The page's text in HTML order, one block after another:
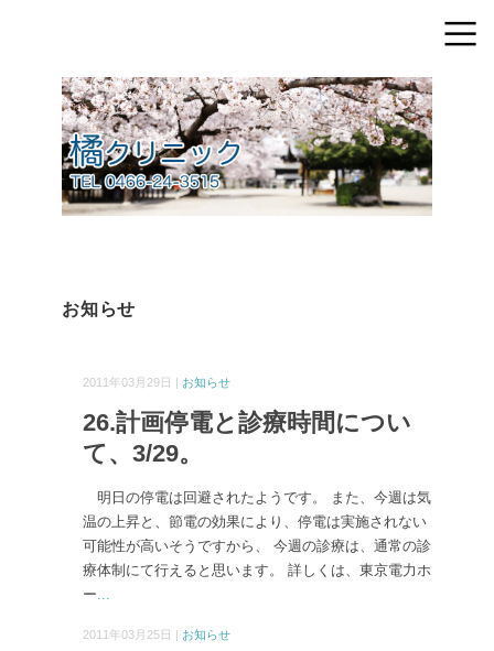
お知らせ
2011年03月29日 | お知らせ
26.計画停電と診療時間につい
て、3/29。
明日の停電は回避されたようです。 また、今週は気
温の上昇と、節電の効果により、停電は実施されない
可能性が高いそうですから、 今週の診療は、通常の診
療体制にて行えると思います。 詳しくは、東京電力ホ
ー...
2011年03月25日 | お知らせ